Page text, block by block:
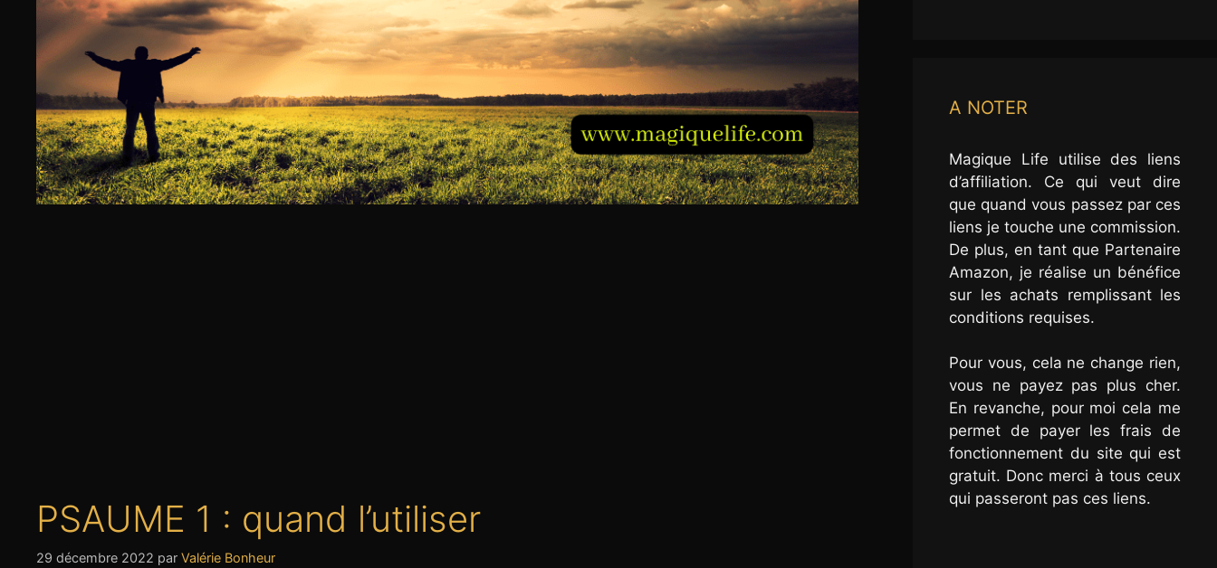
PSAUME 1 : quand l’utiliser
29 décembre 2022 par Valérie Bonheur
A NOTER
Magique Life utilise des liens
d’affiliation. Ce qui veut dire
que quand vous passez par ces
liens je touche une commission.
De plus, en tant que Partenaire
Amazon, je réalise un bénéfice
sur les achats remplissant les
conditions requises.
Pour vous, cela ne change rien,
vous ne payez pas plus cher.
En revanche, pour moi cela me
permet de payer les frais de
fonctionnement du site qui est
gratuit. Donc merci à tous ceux
qui passeront pas ces liens.